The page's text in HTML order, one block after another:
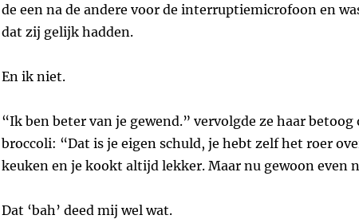
de een na de andere voor de interruptiemicrofoon en
dat zij gelijk hadden.
En ik niet.
“Ik ben beter van je gewend.” vervolgde ze haar betoog
broccoli: “Dat is je eigen schuld, je hebt zelf het roer
keuken en je kookt altijd lekker. Maar nu gewoon even
Dat ‘bah’ deed mij wel wat.